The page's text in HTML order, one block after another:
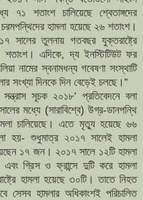
৭১ শতাংশ চালিয়েছে শ্বেতাঙ্গদের
হামলা হয়েছে ২৬ শতাংশ।
সালের তুলনায় গতবছর যুক্তরাষ্ট্রে
শতাংশ।এদিকে, দ্য ইনস্টিটিউট ফর
নামের স্বনামধন্য গবেষণা সংস্থাটি
সংখ্যা দিনকে দিন বেড়েই চলছে।”
সন্ত্রাস সূচক ২০১৮’ প্রতিবেদনে বলা
মধ্যে (সারাবিশ্বে) উগ্র-ডানপন্থি
চালিয়েছে। এতে মৃত্যু হয়েছে ৬৬
হয়- শুধুমাত্র ২০১৭ সালেই হামলা
১৭ জন। ২০১৭ সালে ১২টি হামলা
গ্রিস ও ফ্রান্সে দুটি করে হামলা
হামলা হয়েছে ৩০টি। তাতে নিহত
সেসব হামলার অধিকাংশই পরিচালিত